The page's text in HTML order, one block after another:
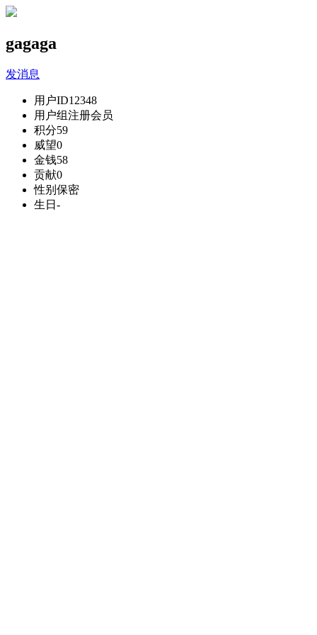
gagaga
发消息
用户ID12348
用户组注册会员
积分59
威望0
金钱58
贡献0
性别 保密
生日 -